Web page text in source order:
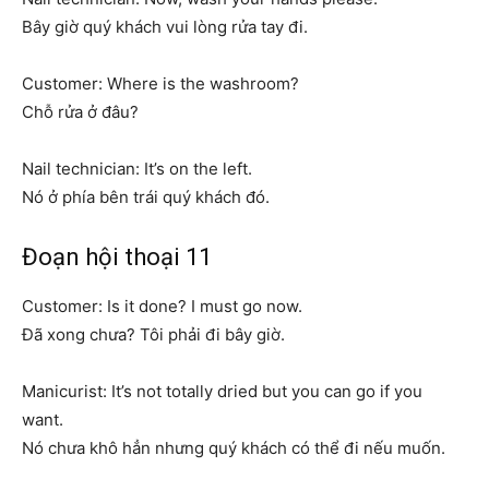
Bây giờ quý khách vui lòng rửa tay đi.
Customer: Where is the washroom?
Chỗ rửa ở đâu?
Nail technician: It’s on the left.
Nó ở phía bên trái quý khách đó.
Đoạn hội thoại 11
Customer: Is it done? I must go now.
Đã xong chưa? Tôi phải đi bây giờ.
Manicurist: It’s not totally dried but you can go if you
want.
Nó chưa khô hẳn nhưng quý khách có thể đi nếu muốn.